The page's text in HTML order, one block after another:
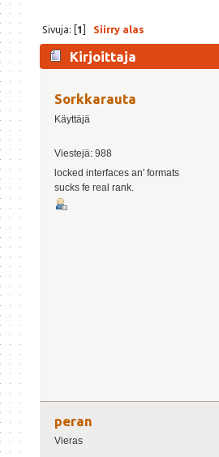
Sivuja: [1] Siirry alas
Kirjoittaja
Sorkkarauta
Käyttäjä
Viestejä: 988
locked interfaces an' formats
sucks fe real rank.
peran
Vieras